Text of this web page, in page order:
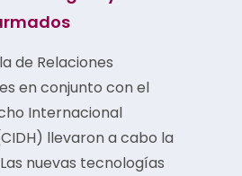
de Relaciones
en conjunto con el
Internacional
llevaron a cabo la
nuevas tecnologías